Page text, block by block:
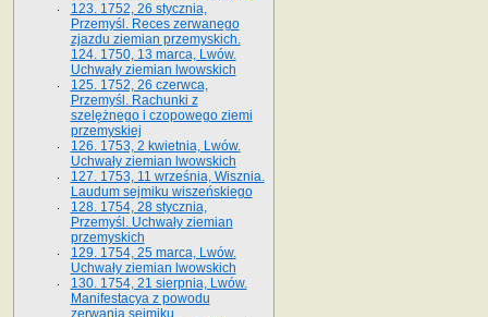
123. 1752, 26 stycznia,
Przemyśl. Reces zerwanego
zjazdu ziemian przemyskich.
124. 1750, 13 marca, Lwów.
Uchwały ziemian lwowskich
125. 1752, 26 czerwca,
Przemyśl. Rachunki z
szelężnego i czopowego ziemi
przemyskiej
126. 1753, 2 kwietnia, Lwów.
Uchwały ziemian lwowskich
127. 1753, 11 września, Wisznia.
Laudum sejmiku wiszeńskiego
128. 1754, 28 stycznia,
Przemyśl. Uchwały ziemian
przemyskich
129. 1754, 25 marca, Lwów.
Uchwały ziemian lwowskich
130. 1754, 21 sierpnia, Lwów.
Manifestacya z powodu
zerwania sejmiku